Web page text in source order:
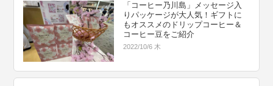
「コーヒー乃川島」メッセージ入
りパッケージが大人気！ギフトに
もオススメのドリップコーヒー＆
コーヒー豆をご紹介
2022/10/6 木